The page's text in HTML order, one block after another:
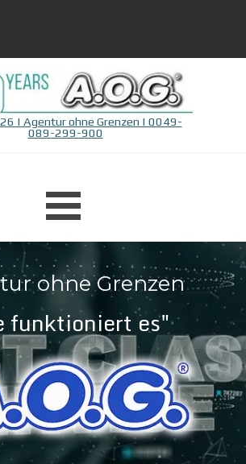
| Agentur ohne Grenzen | 0049-
089-299-900
ohne Grenzen
funktioniert es"